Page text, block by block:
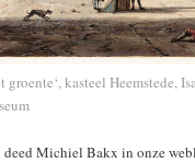
groente‘, kasteel Heemstede,
deed Michiel Bakx in onze